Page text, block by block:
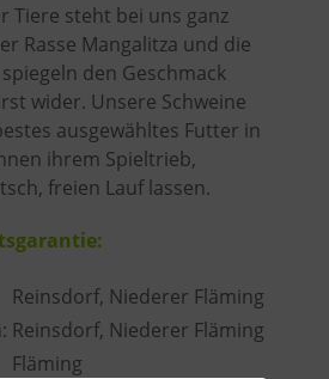
Tiere steht bei uns ganz
Rasse Mangalitza und die
den Geschmack
wider. Unsere Schweine
ausgewähltes Futter in
ihrem Spieltrieb,
freien Lauf lassen.
Reinsdorf, Niederer Fläming
Reinsdorf, Niederer Fläming
Fläming